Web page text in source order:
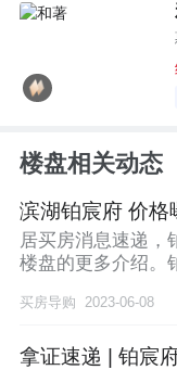
楼盘相关动态
滨湖铂宸府 价格
居买房消息速递，
楼盘的更多介绍。
买房导购 2023-06-08
拿证速递 | 铂宸